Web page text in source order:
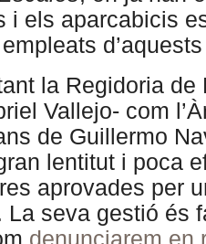
i els aparcabicis
la Regidoria de
Vallejo- com
de Guillermo
lentitut i poca
aprovades per
La seva gestió és
denunciarem en